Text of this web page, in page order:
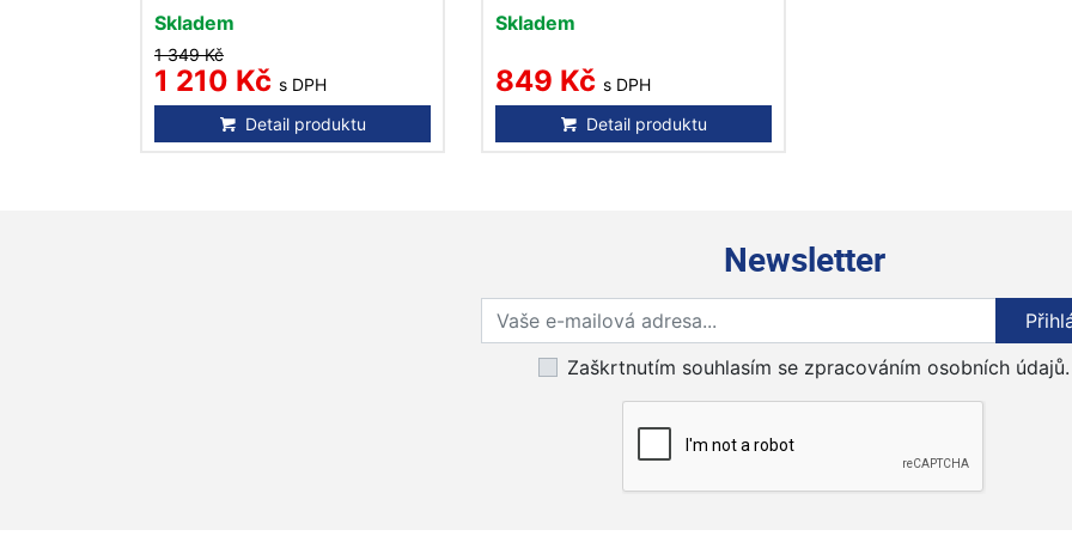
Skladem
1 349 Kč
1 210 Kč s DPH
Detail produktu
Skladem
849 Kč s DPH
Detail produktu
Newsletter
Přihlaste se k odběru novinek
Zaškrtnutím souhlasím se zpracováním osobních údajů.